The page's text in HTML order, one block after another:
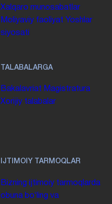
Xalqaro munosabatlar
Moliyaviy faoliyat Yoshlar
siyosati
TALABALARGA
Bakalavriat Magistratura
Xorijiy talabalar
IJTIMOIY TARMOQLAR
Bizning ijtimoiy tarmoqlarda
obuna boʻling va